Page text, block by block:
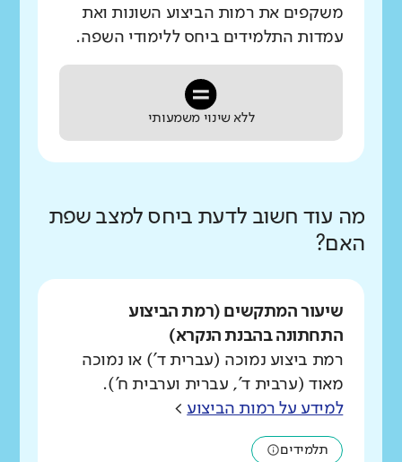
משקפים את רמות הביצוע השונות ואת
עמדות התלמידים ביחס ללימודי השפה.
ללא שינוי משמעותי
מה עוד חשוב לדעת ביחס למצב שפת
האם?
שיעור המתקשים (רמת הביצוע
התחתונה בהבנת הנקרא)
רמת ביצוע נמוכה (עברית ד') או נמוכה
מאוד (ערבית ד', עברית וערבית ח').
למידע על רמות הביצוע >
תלמידים